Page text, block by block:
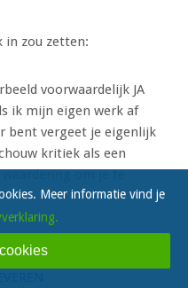
in zou zetten:
voorwaardelijk JA
ik mijn eigen werk af
bent vergeet je eigenlijk
kritiek als een
om je te
Meer informatie vind je